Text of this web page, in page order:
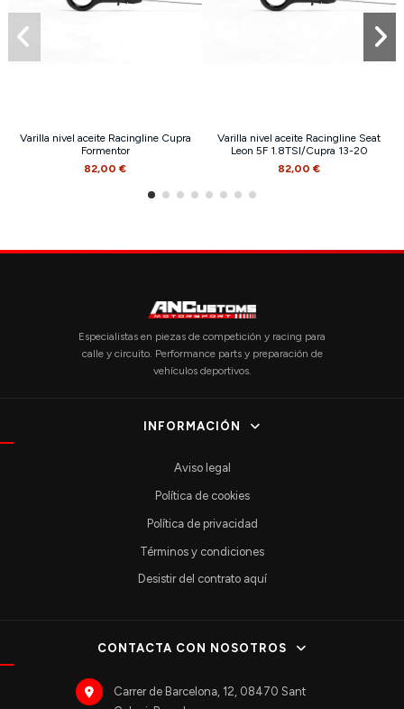
Varilla nivel aceite Racingline Cupra
Formentor
82,00 €
Varilla nivel aceite Racingline Seat
Leon 5F 1.8TSI/Cupra 13-20
82,00 €
Especialistas en piezas de competición y racing para
calle y circuito. Performance parts y preparación de
vehículos deportivos.
INFORMACIÓN
Aviso legal
Política de cookies
Política de privacidad
Términos y condiciones
Desistir del contrato aquí
CONTACTA CON NOSOTROS
Carrer de Barcelona, 12, 08470 Sant